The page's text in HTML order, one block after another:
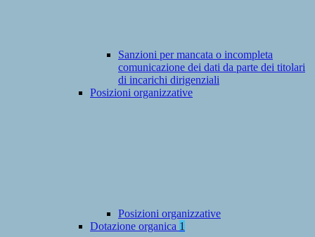
Sanzioni per mancata o incompleta
comunicazione dei dati da parte dei titolari
di incarichi dirigenziali
Posizioni organizzative
Posizioni organizzative
Dotazione organica 1